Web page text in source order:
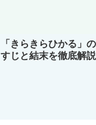
「きらきらひかる」
すじと結末を徹底解